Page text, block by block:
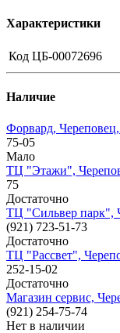
Характеристики
Код ЦБ-00072696
Наличие
Форвард,
75-05
Мало
ТЦ "Этажи",
75
Достаточно
ТЦ "Сильвер парк",
(921) 723-51-73
Достаточно
ТЦ "Рассвет",
252-15-02
Достаточно
Магазин сервис,
(921) 254-75-74
Нет в наличии